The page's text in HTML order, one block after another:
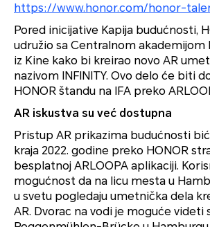
https://www.honor.com/honor-
Pored inicijative Kapija budućnosti,
udružio sa Centralnom
iz Kine kako bi kreirao novo AR
nazivom INFINITY. Ovo delo će biti
HONOR štandu na IFA preko
AR iskustva su već dostupna
Pristup AR prikazima budućnosti
kraja 2022. godine preko HONOR
besplatnoj ARLOOPA aplikaciji.
mogućnost da na licu mesta u
u svetu pogledaju umetnička dela
AR. Dvorac na vodi je moguće videti